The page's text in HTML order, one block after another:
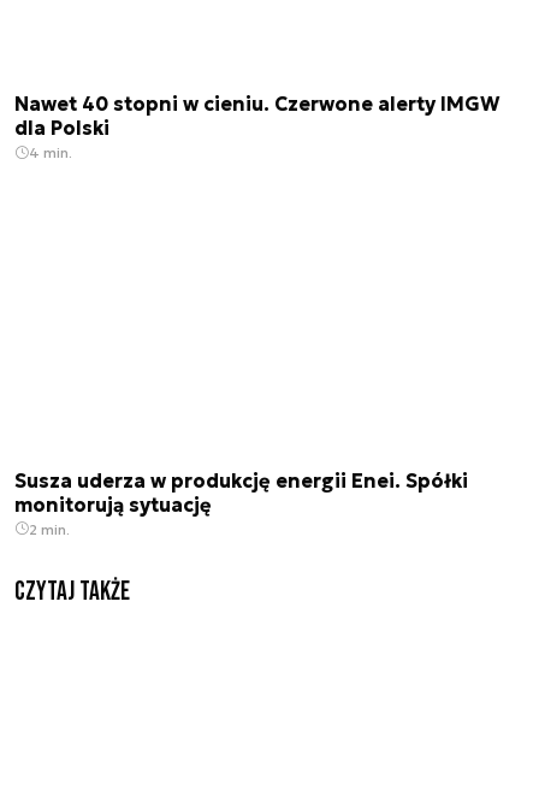
Nawet 40 stopni w cieniu. Czerwone alerty IMGW
dla Polski
4 min.
Susza uderza w produkcję energii Enei. Spółki
monitorują sytuację
2 min.
Czytaj także